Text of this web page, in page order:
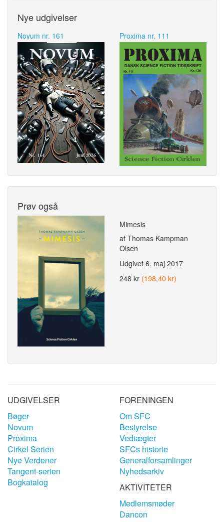
Nye udgivelser
Novum nr. 161 Proxima nr. 111
Prøv også
Mimesis
af Thomas Kampman
Olsen
Udgivet 6. maj 2017
248 kr (198,40 kr)
UDGIVELSER
Bøger
Novum
Proxima
Cirkel Serien
Nye Verdener
Tangent-serien
Bogkatalog
FORENINGEN
Om SFC
Bestyrelse
Vedtægter
SFCs historie
Generalforsamlinger
Nyhedsarkiv
AKTIVITETER
Medlemsmøder
Dancon